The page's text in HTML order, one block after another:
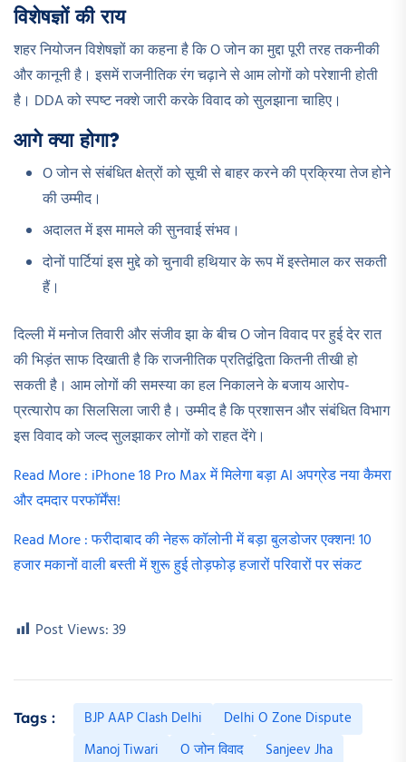
विशेषज्ञों की राय
शहर नियोजन विशेषज्ञों का कहना है कि O जोन का मुद्दा पूरी तरह तकनीकी
और कानूनी है। इसमें राजनीतिक रंग चढ़ाने से आम लोगों को परेशानी होती
है। DDA को स्पष्ट नक्शे जारी करके विवाद को सुलझाना चाहिए।
आगे क्या होगा?
O जोन से संबंधित क्षेत्रों को सूची से बाहर करने की प्रक्रिया तेज होने
की उम्मीद।
अदालत में इस मामले की सुनवाई संभव।
दोनों पार्टियां इस मुद्दे को चुनावी हथियार के रूप में इस्तेमाल कर सकती
हैं।
दिल्ली में मनोज तिवारी और संजीव झा के बीच O जोन विवाद पर हुई देर रात
की भिड़ंत साफ दिखाती है कि राजनीतिक प्रतिद्वंद्विता कितनी तीखी हो
सकती है। आम लोगों की समस्या का हल निकालने के बजाय आरोप-
प्रत्यारोप का सिलसिला जारी है। उम्मीद है कि प्रशासन और संबंधित विभाग
इस विवाद को जल्द सुलझाकर लोगों को राहत देंगे।
Read More : iPhone 18 Pro Max में मिलेगा बड़ा AI अपग्रेड नया कैमरा
और दमदार परफॉर्मेंस!
Read More : फरीदाबाद की नेहरू कॉलोनी में बड़ा बुलडोजर एक्शन! 10
हजार मकानों वाली बस्ती में शुरू हुई तोड़फोड़ हजारों परिवारों पर संकट
Post Views:39
Tags : BJP AAP Clash Delhi
Delhi O Zone Dispute
Manoj Tiwari
O जोन विवाद
Sanjeev Jha